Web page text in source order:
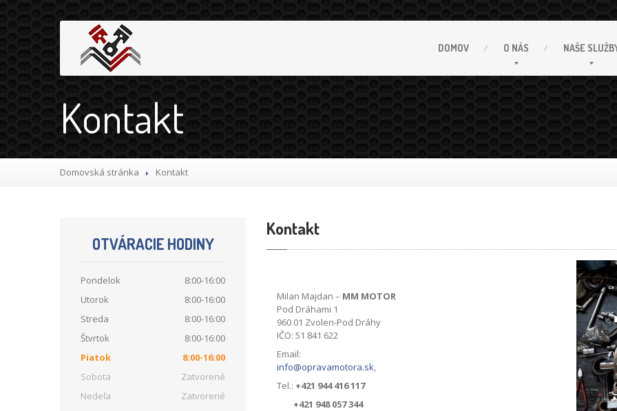
DOMOV O NÁS NAŠE
Kontakt
Domovská stránka Kontakt
OTVÁRACIE HODINY
Pondelok
8:00-16:00
Utorok
8:00-16:00
Streda
8:00-16:00
Štvrtok
8:00-16:00
Piatok
8:00-16:00
Sobota
Zatvorené
Nedeľa
Zatvorené
Kontakt
Milan Majdan – MM MOTOR
Pod Dráhami 1
960 01 Zvolen-Pod Dráhy
IČO: 51 841 622
Email:
info@opravamotora.sk,
Tel.: +421 944 416 117
+421 948 057 344